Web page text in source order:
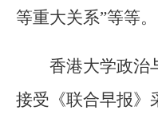
等重大关系”等等。
香港大学政治
接受《联合早报》